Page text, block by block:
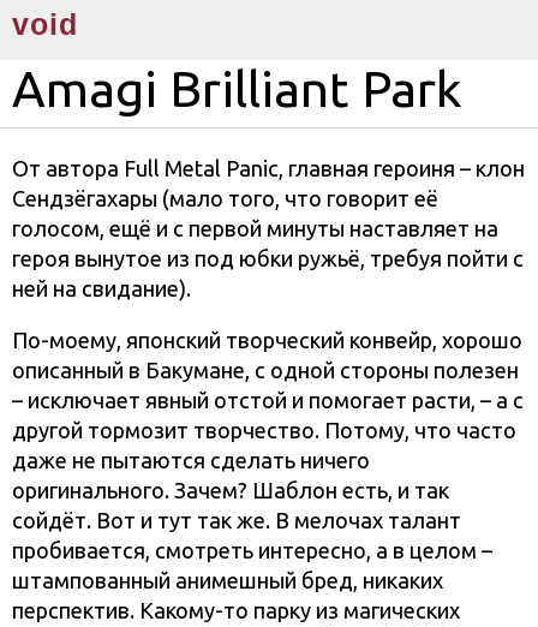
void
Amagi Brilliant Park
От автора Full Metal Panic, главная героиня – клон
Сендзёгахары (мало того, что говорит её
голосом, ещё и с первой минуты наставляет на
героя вынутое из под юбки ружьё, требуя пойти с
ней на свидание).
По-моему, японский творческий конвейр, хорошо
описанный в Бакумане, с одной стороны полезен
– исключает явный отстой и помогает расти, – а с
другой тормозит творчество. Потому, что часто
даже не пытаются сделать ничего
оригинального. Зачем? Шаблон есть, и так
сойдёт. Вот и тут так же. В мелочах талант
пробивается, смотреть интересно, а в целом –
штампованный анимешный бред, никаких
перспектив. Какому-то парку из магических